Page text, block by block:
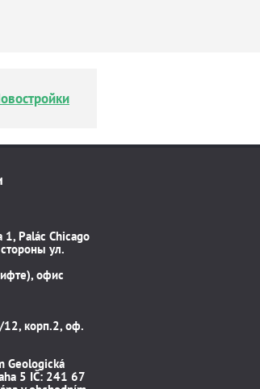
1, Palác Chicago
ул.
офис
12, корп.2, оф.
Geologická
5 IČ: 241 67